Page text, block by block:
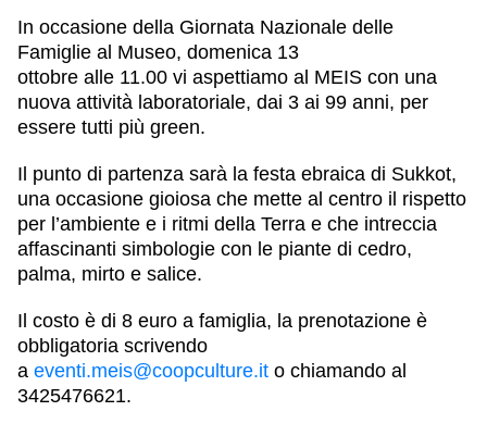
In occasione della Giornata Nazionale delle
Famiglie al Museo, domenica 13
ottobre alle 11.00 vi aspettiamo al MEIS con una
nuova attività laboratoriale, dai 3 ai 99 anni, per
essere tutti più green.
Il punto di partenza sarà la festa ebraica di Sukkot,
una occasione gioiosa che mette al centro il rispetto
per l’ambiente e i ritmi della Terra e che intreccia
affascinanti simbologie con le piante di cedro,
palma, mirto e salice.
Il costo è di 8 euro a famiglia, la prenotazione è
obbligatoria scrivendo
a eventi.meis@coopculture.it o chiamando al
3425476621.